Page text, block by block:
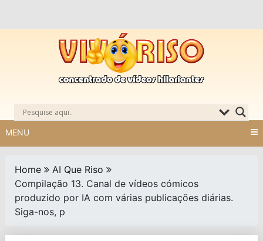
MENU
Home
AI Que Riso
Compilação 13. Canal de vídeos cómicos
produzido por IA com várias publicações diárias.
Siga-nos, p